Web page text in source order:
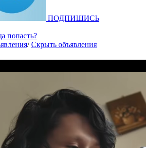
ПОДПИШИСЬ
попасть?
/Скрыть объявления